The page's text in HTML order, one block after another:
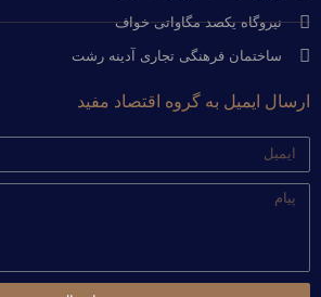
نیروگاه یکصد مگاواتی خواف
ساختمان فرهنگی تجاری آدینه رشت
ارسال ایمیل به گروه اقتصاد مفید
ایمیل